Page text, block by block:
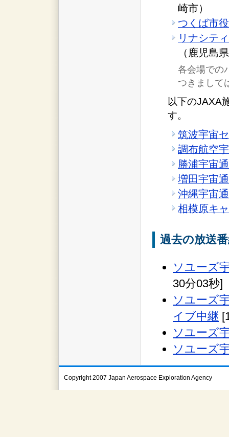
崎市）
つくば市
リナシテ
（鹿児島
各会場での
つきまして
以下のJAXA
す。
筑波宇宙
調布航空
勝浦宇宙
増田宇宙
沖縄宇宙
相模原キ
過去の放送
ソユーズ
30分03秒]
ソユーズ
イブ中継
ソユーズ
ソユーズ
Copyright 2007 Japan Aerospace Exploration Agency